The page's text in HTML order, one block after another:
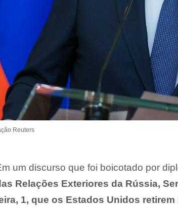
Reuters
um discurso que foi boicotado por
Relações Exteriores da Rússia,
1, que os Estados Unidos